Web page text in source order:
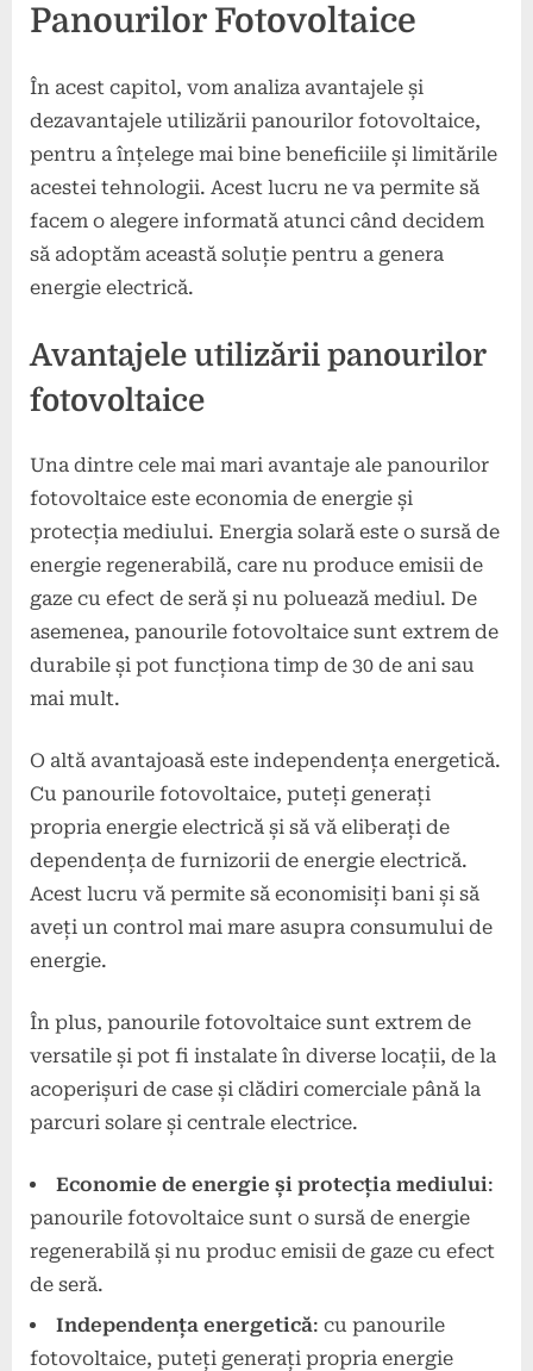
Panourilor Fotovoltaice
În acest capitol, vom analiza avantajele și
dezavantajele utilizării panourilor fotovoltaice,
pentru a înțelege mai bine beneficiile și limitările
acestei tehnologii. Acest lucru ne va permite să
facem o alegere informată atunci când decidem
să adoptăm această soluție pentru a genera
energie electrică.
Avantajele utilizării panourilor
fotovoltaice
Una dintre cele mai mari avantaje ale panourilor
fotovoltaice este economia de energie și
protecția mediului. Energia solară este o sursă de
energie regenerabilă, care nu produce emisii de
gaze cu efect de seră și nu poluează mediul. De
asemenea, panourile fotovoltaice sunt extrem de
durabile și pot funcționa timp de 30 de ani sau
mai mult.
O altă avantajoasă este independența energetică.
Cu panourile fotovoltaice, puteți generați
propria energie electrică și să vă eliberați de
dependența de furnizorii de energie electrică.
Acest lucru vă permite să economisiți bani și să
aveți un control mai mare asupra consumului de
energie.
În plus, panourile fotovoltaice sunt extrem de
versatile și pot fi instalate în diverse locații, de la
acoperișuri de case și clădiri comerciale până la
parcuri solare și centrale electrice.
Economie de energie și protecția mediului:
panourile fotovoltaice sunt o sursă de energie
regenerabilă și nu produc emisii de gaze cu efect
de seră.
Independența energetică: cu panourile
fotovoltaice, puteți generați propria energie